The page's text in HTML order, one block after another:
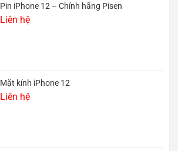
Pin iPhone 12 – Chính hãng Pisen
Liên hệ
Mặt kính iPhone 12
Liên hệ